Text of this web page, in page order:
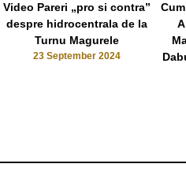
Video Pareri „pro si contra”
despre hidrocentrala de la
Turnu Magurele
23 September 2024